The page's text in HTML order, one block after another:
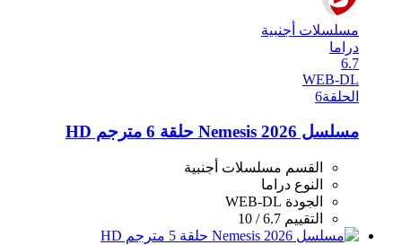
مسلسلات أجنبية
دراما
6.7
WEB-DL
الحلقة6
مسلسل Nemesis 2026 حلقة 6 مترجم HD
القسم مسلسلات أجنبية
النوع دراما
الجودة WEB-DL
التقييم 6.7 / 10